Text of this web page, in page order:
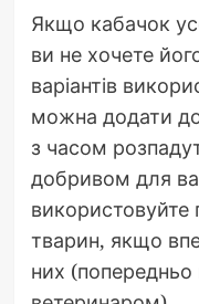
Якщо кабачок
ви не хочете
варіантів
можна додати
з часом
добривом для
використовуйте
тварин, якщо
них (попередньо